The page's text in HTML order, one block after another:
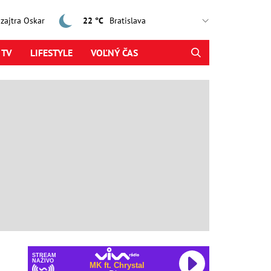
Oskar 22 °C
LIFESTYLE VOĽNÝ ČAS
STREAM
NAŽIVO
MK ft. Chrystal